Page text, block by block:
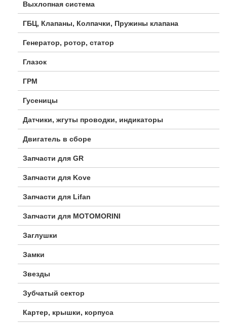
Выхлопная система
ГБЦ, Клапаны, Колпачки, Пружины клапана
Генератор, ротор, статор
Глазок
ГРМ
Гусеницы
Датчики, жгуты проводки, индикаторы
Двигатель в сборе
Запчасти для GR
Запчасти для Kove
Запчасти для Lifan
Запчасти для MOTOMORINI
Заглушки
Замки
Звезды
Зубчатый сектор
Картер, крышки, корпуса